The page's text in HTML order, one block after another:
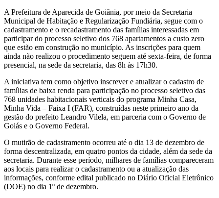
A Prefeitura de Aparecida de Goiânia, por meio da Secretaria
Municipal de Habitação e Regularização Fundiária, segue com o
cadastramento e o recadastramento das famílias interessadas em
participar do processo seletivo dos 768 apartamentos a custo zero
que estão em construção no município. As inscrições para quem
ainda não realizou o procedimento seguem até sexta-feira, de forma
presencial, na sede da secretaria, das 8h às 17h30.
A iniciativa tem como objetivo inscrever e atualizar o cadastro de
famílias de baixa renda para participação no processo seletivo das
768 unidades habitacionais verticais do programa Minha Casa,
Minha Vida – Faixa I (FAR), construídas neste primeiro ano da
gestão do prefeito Leandro Vilela, em parceria com o Governo de
Goiás e o Governo Federal.
O mutirão de cadastramento ocorreu até o dia 13 de dezembro de
forma descentralizada, em quatro pontos da cidade, além da sede da
secretaria. Durante esse período, milhares de famílias compareceram
aos locais para realizar o cadastramento ou a atualização das
informações, conforme edital publicado no Diário Oficial Eletrônico
(DOE) no dia 1º de dezembro.